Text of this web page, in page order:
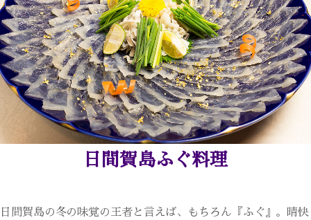
日間賀島ふぐ料理
日間賀島の冬の味覚の王者と言えば、もちろん『ふぐ』。晴快